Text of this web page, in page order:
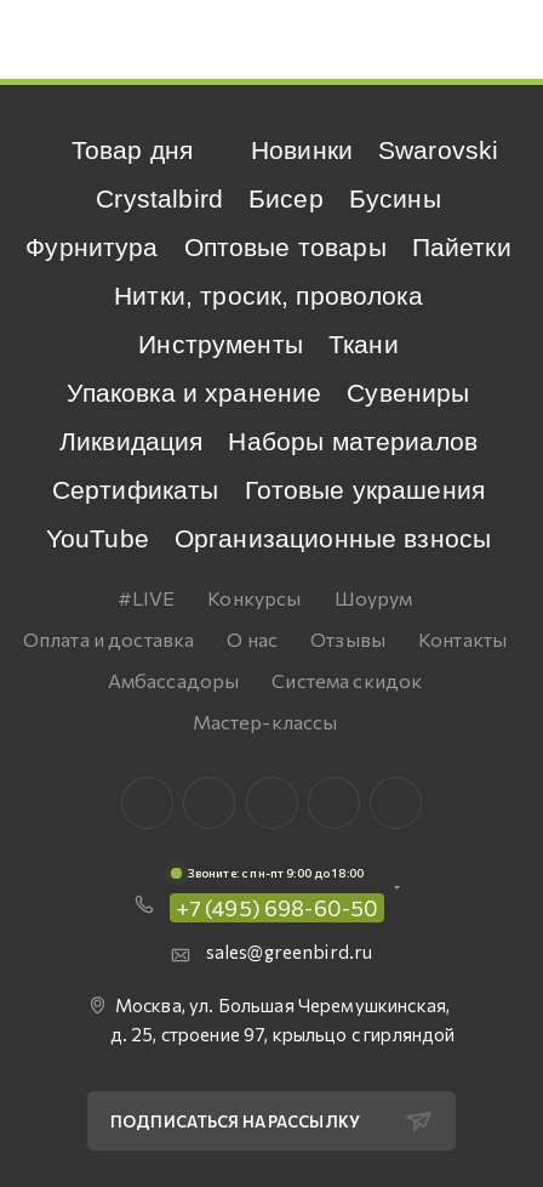
Товар дня Новинки
Swarovski
Crystalbird
Бисер
Бусины
Фурнитура
Оптовые товары
Пайетки
Нитки, тросик, проволока
Инструменты
Ткани
Упаковка и хранение
Сувениры
Ликвидация
Наборы материалов
Сертификаты
Готовые украшения
YouTube
Организационные взносы
#LIVE Конкурсы
Шоурум
Оплата и доставка
О нас Отзывы
Контакты
Амбассадоры
Система скидок
Мастер-классы
Звоните: c пн-пт 9:00 до 18:00
+7 (495) 698-60-50
sales@greenbird.ru
Москва, ул. Большая Черемушкинская,
д. 25, строение 97, крыльцо с гирляндой
ПОДПИСАТЬСЯ НА РАССЫЛКУ